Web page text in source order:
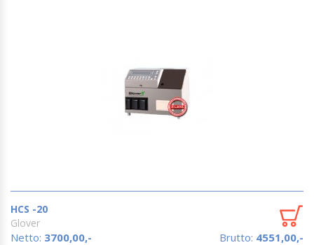
HCS -20
Glover
Netto: 3700,00,- Brutto: 4551,00,-